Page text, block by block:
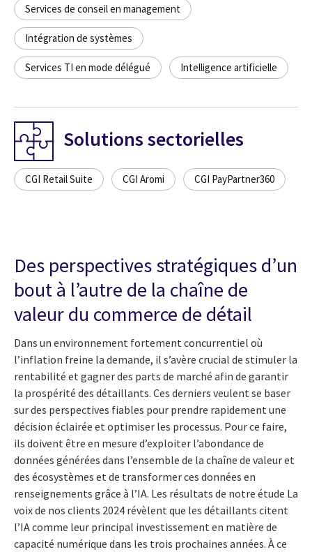
Services de conseil en management
Intégration de systèmes
Services TI en mode délégué Intelligence artificielle
Solutions sectorielles
CGI Retail Suite CGI Aromi CGI PayPartner360
Des perspectives stratégiques d’un
bout à l’autre de la chaîne de
valeur du commerce de détail
Dans un environnement fortement concurrentiel où
l’inflation freine la demande, il s’avère crucial de stimuler la
rentabilité et gagner des parts de marché afin de garantir
la prospérité des détaillants. Ces derniers veulent se baser
sur des perspectives fiables pour prendre rapidement une
décision éclairée et optimiser les processus. Pour ce faire,
ils doivent être en mesure d’exploiter l’abondance de
données générées dans l’ensemble de la chaîne de valeur et
des écosystèmes et de transformer ces données en
renseignements grâce à l’IA. Les résultats de notre étude La
voix de nos clients 2024 révèlent que les détaillants citent
l’IA comme leur principal investissement en matière de
capacité numérique dans les trois prochaines années. À ce